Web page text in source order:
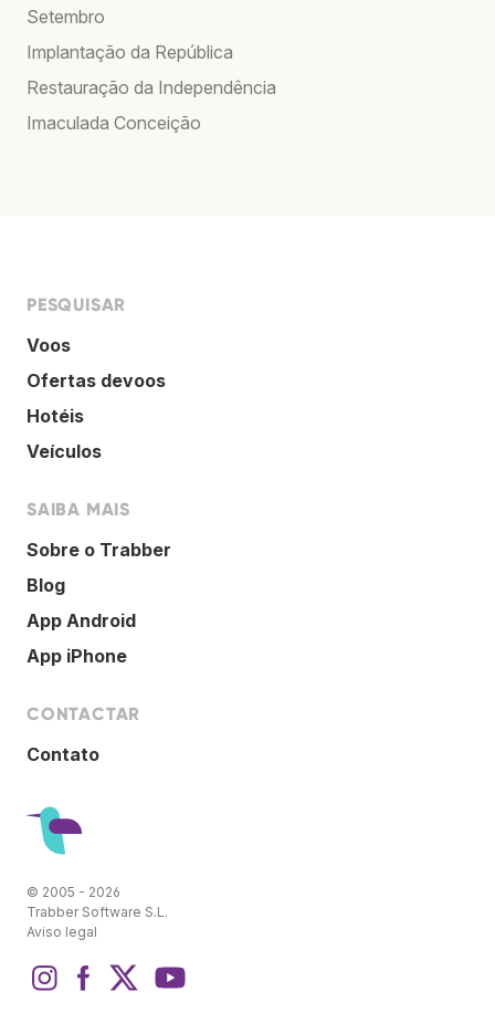
Setembro
Implantação da República
Restauração da Independência
Imaculada Conceição
PESQUISAR
Voos
Ofertas devoos
Hotéis
Veículos
SAIBA MAIS
Sobre o Trabber
Blog
App Android
App iPhone
CONTACTAR
Contato
© 2005 - 2026
Trabber Software S.L.
Aviso legal